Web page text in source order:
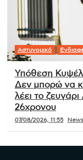
Αστυνομικό
Υπόθεση
Δεν μπορώ να
λέει το
26χρονου
07/08/2026, 11:55